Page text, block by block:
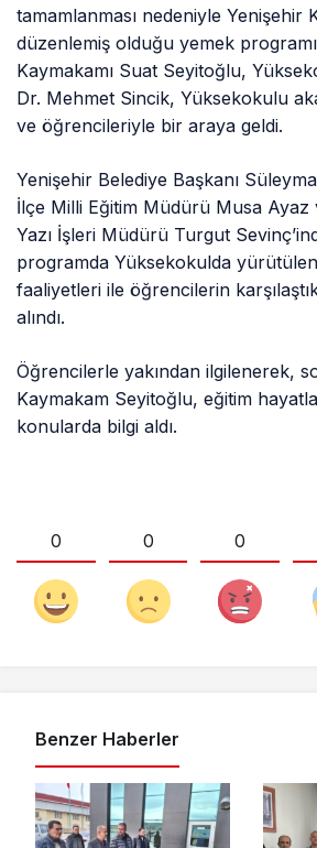
tamamlanması nedeniyle Yenişehir
düzenlemiş olduğu yemek
Kaymakamı Suat Seyitoğlu,
Dr. Mehmet Sincik, Yüksekokulu
ve öğrencileriyle bir araya geldi.
Yenişehir Belediye Başkanı
İlçe Milli Eğitim Müdürü Musa Ayaz
Yazı İşleri Müdürü Turgut
programda Yüksekokulda
faaliyetleri ile öğrencilerin
alındı.
Öğrencilerle yakından ilgilenerek,
Kaymakam Seyitoğlu, eğitim
konularda bilgi aldı.
0 0 0
Benzer Haberler